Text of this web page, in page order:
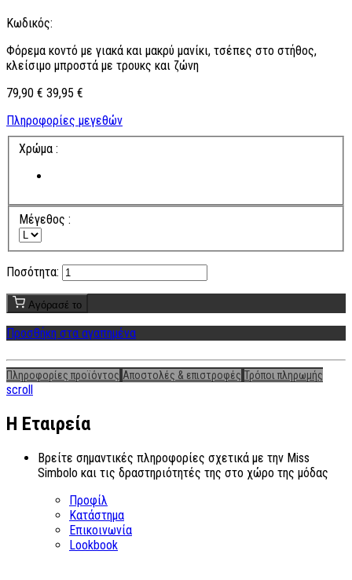
Κωδικός:
Φόρεμα κοντό με γιακά και μακρύ μανίκι, τσέπες στο στήθος,
κλείσιμο μπροστά με τρουκς και ζώνη
79,90 € 39,95 €
Πληροφορίες μεγεθών
Χρώμα :
Μέγεθος :
Ποσότητα:
Αγόρασέ το
Προσθήκη στα αγαπημένα
Πληροφορίες προϊόντος Αποστολές & επιστροφές Τρόποι πληρωμής
scroll
Η Εταιρεία
Βρείτε σημαντικές πληροφορίες σχετικά με την Miss
Simbolo και τις δραστηριότητές της στο χώρο της μόδας
Προφίλ
Κατάστημα
Επικοινωνία
Lookbook